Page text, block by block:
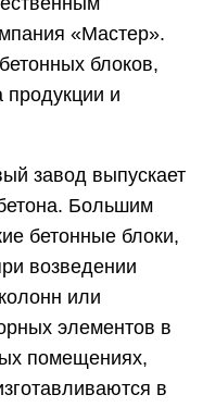
«Мастер».
блоков,
продукции и
завод выпускает
Большим
бетонные блоки,
возведении
или
элементов в
помещениях,
в